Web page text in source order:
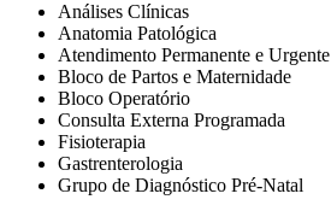
Análises Clínicas
Anatomia Patológica
Atendimento Permanente e Urgente
Bloco de Partos e Maternidade
Bloco Operatório
Consulta Externa Programada
Fisioterapia
Gastrenterologia
Grupo de Diagnóstico Pré-Natal